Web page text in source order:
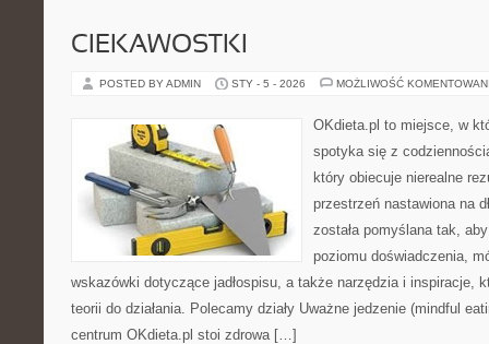
CIEKAWOSTKI
POSTED BY ADMIN STY - 5 - 2026 MOŻLIWOŚĆ
OKdieta.pl to miejsce, w
spotyka się z
który obiecuje nierealne
przestrzeń nastawiona na
została pomyślana tak,
poziomu doświadczenia,
wskazówki dotyczące jadłospisu, a także narzędzia i inspiracje,
teorii do działania. Polecamy działy Uważne jedzenie (mindful
centrum OKdieta.pl stoi zdrowa […]